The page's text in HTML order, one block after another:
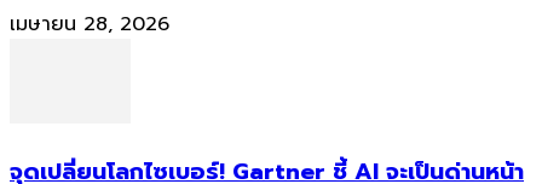
เมษายน 28, 2026
จุดเปลี่ยนโลกไซเบอร์! Gartner ชี้ AI จะเป็นด่านหน้า